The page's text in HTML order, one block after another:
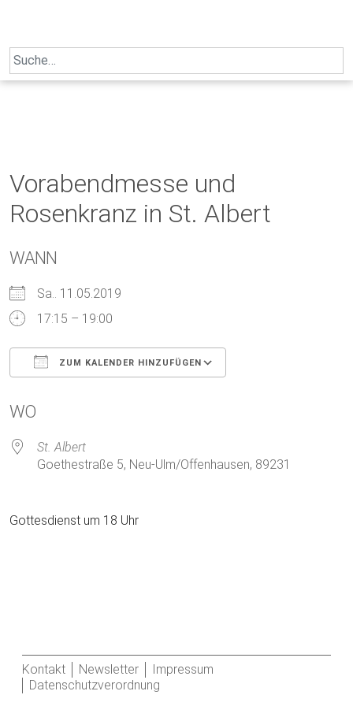
Search
for:
Vorabendmesse und
Rosenkranz in St. Albert
WANN
Sa.. 11.05.2019
17:15 – 19:00
ZUM KALENDER HINZUFÜGEN
WO
St. Albert
Goethestraße 5, Neu-Ulm/Offenhausen, 89231
Gottesdienst um 18 Uhr
Kontakt Newsletter
Impressum
Datenschutzverordnung